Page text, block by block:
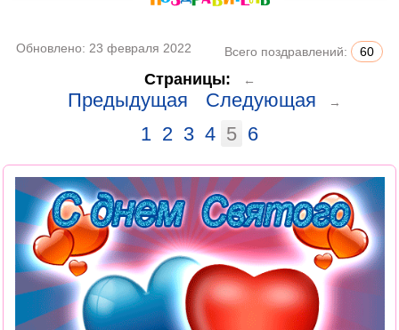
Обновлено: 23 февраля 2022 Всего поздравлений: 60
Страницы: ←
Предыдущая Следующая →
1 2 3 4 5 6